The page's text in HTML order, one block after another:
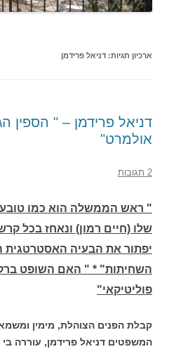
ארכיון תגיות: דניאל פרידמן
דניאל פרידמן – " הספין
אולמרט"
2 תגובות
" ראש הממשלה הוא כמו
שלו (חיים רמון) ונאחז בכל
יפתור את הבעיה
השחיתות" * " האם השופט
פוליטיקאי"
קבלת הפנים הצוהלת, מימין
המשפטים דניאל פרידמן, עוררה